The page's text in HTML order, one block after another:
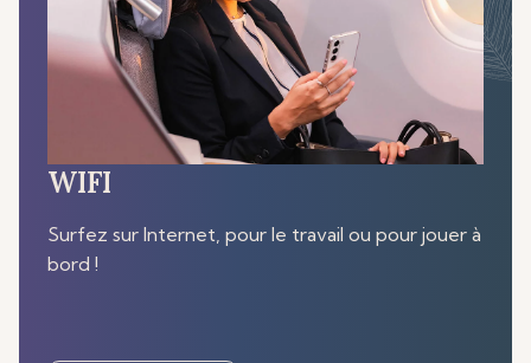
WIFI
Surfez sur Internet, pour le travail ou pour jouer à
bord !